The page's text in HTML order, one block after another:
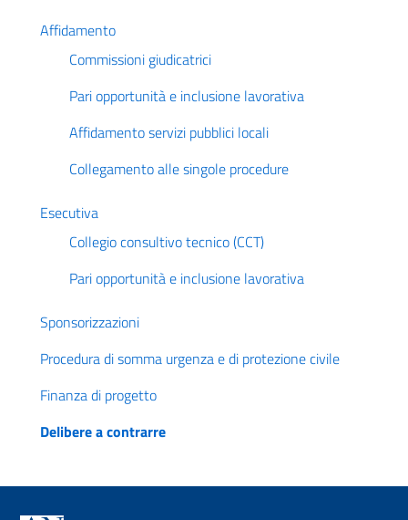
Affidamento
Commissioni giudicatrici
Pari opportunità e inclusione lavorativa
Affidamento servizi pubblici locali
Collegamento alle singole procedure
Esecutiva
Collegio consultivo tecnico (CCT)
Pari opportunità e inclusione lavorativa
Sponsorizzazioni
Procedura di somma urgenza e di protezione civile
Finanza di progetto
Delibere a contrarre